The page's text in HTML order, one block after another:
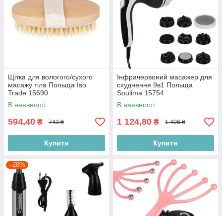
Щітка для вологого/сухого
масажу тіла Польща Iso
Trade 15690
В наявності
594,40 ₴ 743 ₴
Купити
Інфрачервоний масажер для
схуднення 9в1 Польща
Soulima 15754
В наявності
1 124,80 ₴ 1 406 ₴
Купити
–20%